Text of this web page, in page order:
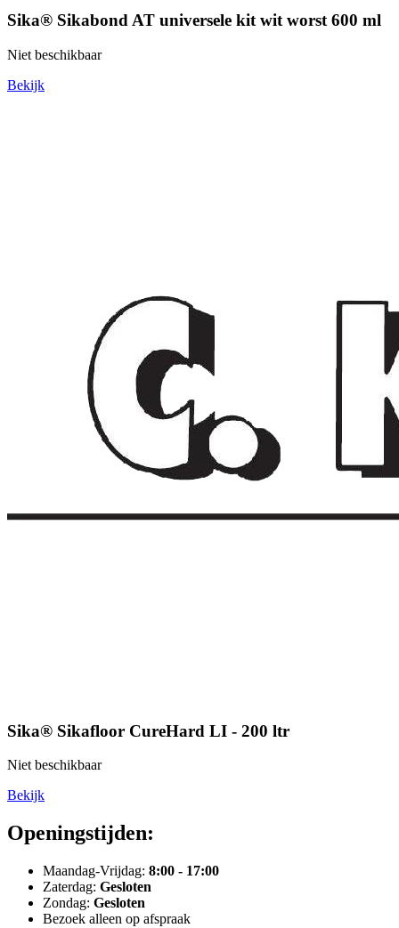
Sika® Sikabond AT universele kit wit worst 600 ml
Niet beschikbaar
Bekijk
Sika® Sikafloor CureHard LI - 200 ltr
Niet beschikbaar
Bekijk
Openingstijden:
Maandag-Vrijdag: 8:00 - 17:00
Zaterdag: Gesloten
Zondag: Gesloten
Bezoek alleen op afspraak